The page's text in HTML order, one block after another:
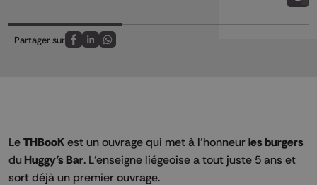
Partager sur
Partagez sur FaceBook
Partagez sur LinkedIn
Partagez sur Whatsapp
Le THBooK est un ouvrage qui met à l’honneur les burgers
du Huggy’s Bar. L’enseigne liégeoise a tout juste 5 ans et
sort déjà un premier ouvrage.